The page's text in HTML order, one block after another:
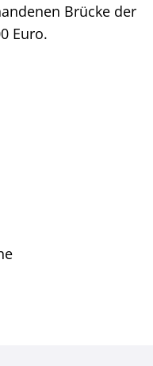
Brücke der
Euro.